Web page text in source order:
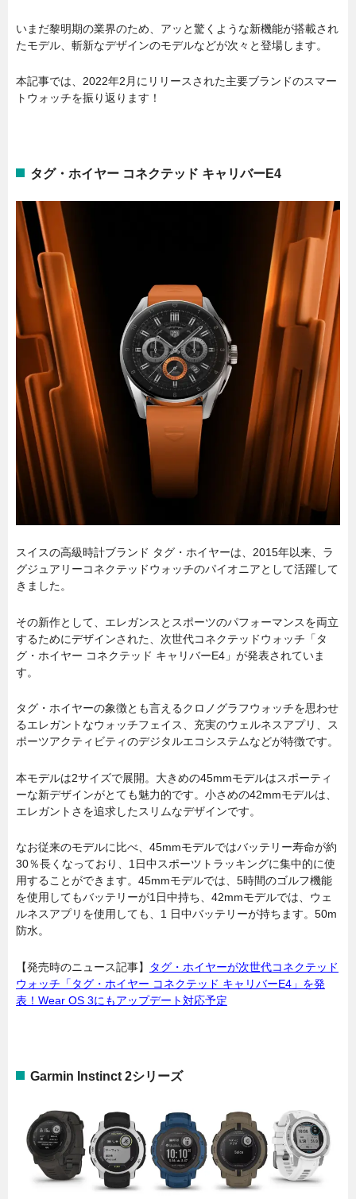
いまだ黎明期の業界のため、アッと驚くような新機能が搭載され
たモデル、斬新なデザインのモデルなどが次々と登場します。
本記事では、2022年2月にリリースされた主要ブランドのスマー
トウォッチを振り返ります！
タグ・ホイヤー コネクテッド キャリバーE4
スイスの高級時計ブランド タグ・ホイヤーは、2015年以来、ラ
グジュアリーコネクテッドウォッチのパイオニアとして活躍して
きました。
その新作として、エレガンスとスポーツのパフォーマンスを両立
するためにデザインされた、次世代コネクテッドウォッチ「タ
グ・ホイヤー コネクテッド キャリバーE4」が発表されていま
す。
タグ・ホイヤーの象徴とも言えるクロノグラフウォッチを思わせ
るエレガントなウォッチフェイス、充実のウェルネスアプリ、ス
ポーツアクティビティのデジタルエコシステムなどが特徴です。
本モデルは2サイズで展開。大きめの45mmモデルはスポーティ
ーな新デザインがとても魅力的です。小さめの42mmモデルは、
エレガントさを追求したスリムなデザインです。
なお従来のモデルに比べ、45mmモデルではバッテリー寿命が約
30％長くなっており、1日中スポーツトラッキングに集中的に使
用することができます。45mmモデルでは、5時間のゴルフ機能
を使用してもバッテリーが1日中持ち、42mmモデルでは、ウェ
ルネスアプリを使用しても、1 日中バッテリーが持ちます。50m
防水。
【発売時のニュース記事】
タグ・ホイヤーが次世代コネクテッド
ウォッチ「タグ・ホイヤー コネクテッド キャリバーE4」を発
表！Wear OS 3にもアップデート対応予定
Garmin Instinct 2シリーズ